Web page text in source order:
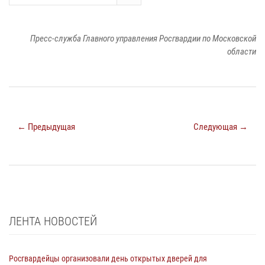
Пресс-служба Главного управления Росгвардии по Московской
области
← Предыдущая Следующая →
ЛЕНТА НОВОСТЕЙ
Росгвардейцы организовали день открытых дверей для